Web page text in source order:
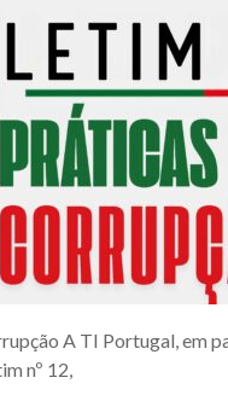
A TI Portugal,
nº 12,